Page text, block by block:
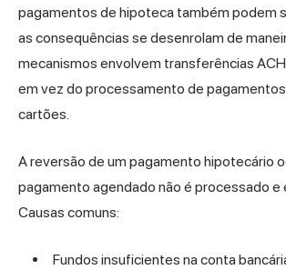
pagamentos de hipoteca também podem
as consequências se desenrolam de
mecanismos envolvem transferências
em vez do processamento de
cartões.
A reversão de um pagamento hipotecário
pagamento agendado não é processado e
Causas comuns:
Fundos insuficientes na conta